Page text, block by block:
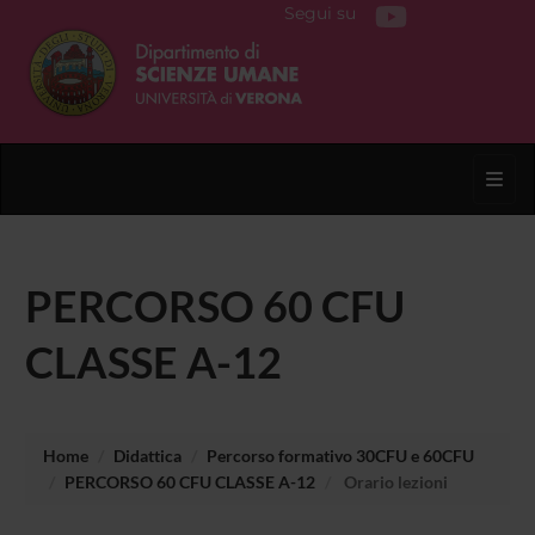
Segui su
PERCORSO 60 CFU
CLASSE A-12
Home Didattica
Percorso formativo 30CFU e 60CFU
PERCORSO 60 CFU CLASSE A-12
Orario lezioni